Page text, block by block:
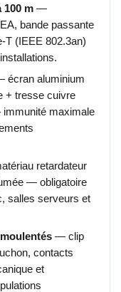
100 m —
bande passante
T (IEEE 802.3an)
écran aluminium
+ tresse cuivre
immunité maximale
retardateur
— obligatoire
salles serveurs et
— clip
contacts
et